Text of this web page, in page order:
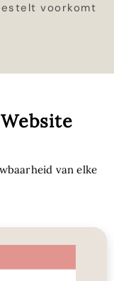
voorkomt
van elke